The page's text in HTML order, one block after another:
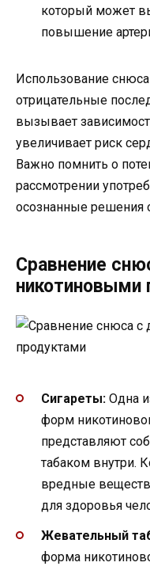
который может
повышение
Использование
отрицательные
вызывает
увеличивает риск
Важно помнить о
рассмотрении
осознанные решения
Сравнение
никотиновыми
Сигареты: Одна
форм
представляют
табаком внутри.
вредные
для здоровья
Жевательный
форма